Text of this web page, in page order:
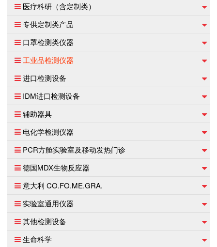
医疗科研（含定制类）
专供定制类产品
口罩检测类仪器
工业品检测仪器
进口检测设备
IDM进口检测设备
辅助器具
电化学检测仪器
PCR方舱实验室及移动发热门诊
德国MDX生物反应器
意大利 CO.FO.ME.GRA.
实验室通用仪器
其他检测设备
生命科学